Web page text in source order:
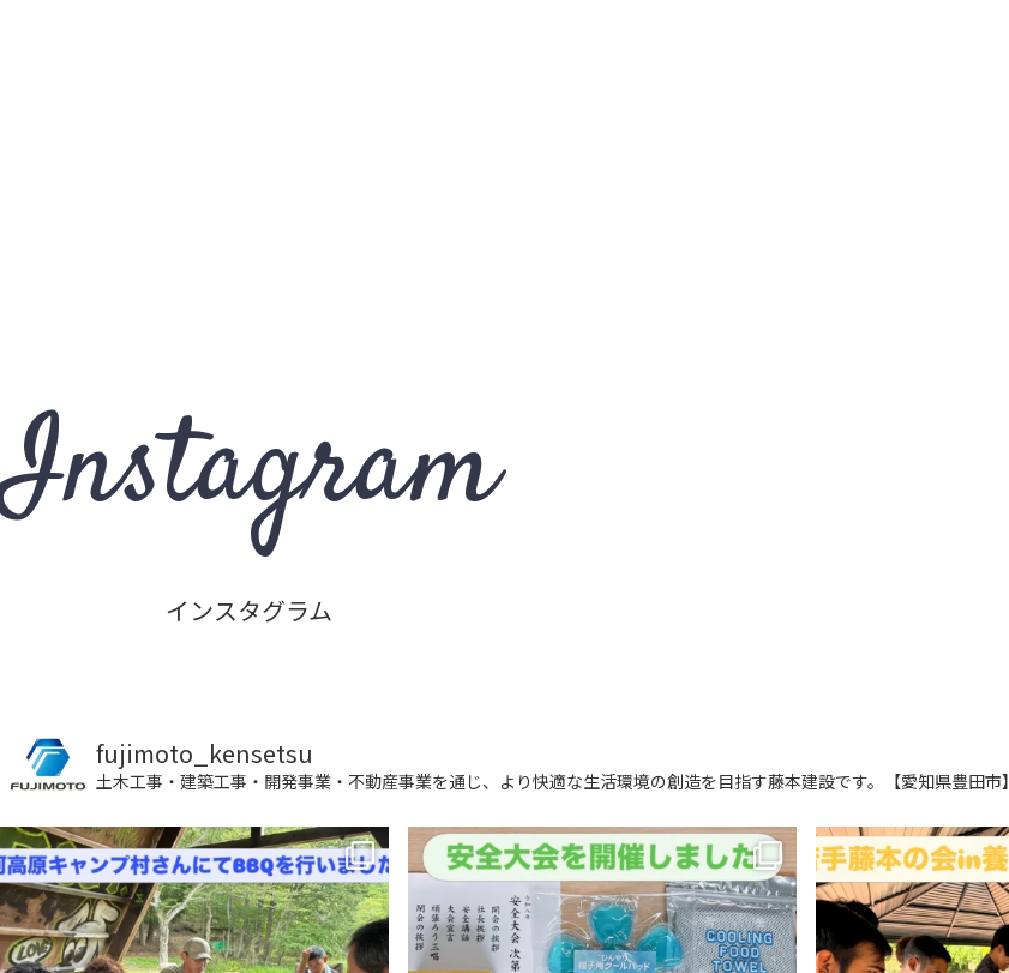
Instagram
インスタグラム
fujimoto_kensetsu
土木工事・建築工事・開発事業・不動産事業を通じ、より快適な生活環境の創造を目指す藤本建設です。【愛知県豊田市】